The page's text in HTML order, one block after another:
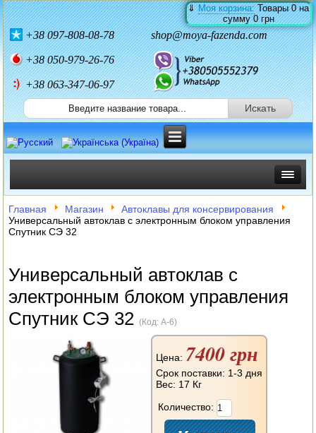
⇓Моя корзина:Товары0на
сумму0 грн
+38097-808-08-78 shop@moya-fazenda.com
+38050-979-26-76
+38 063-347-06-97
ИНКУБАТОРЫ
ЗЕРНОДРОБИЛКИ
СОЛОМОРЕЗКИ
АВТОКЛАВЫ
ДЛЯ ОГОРОДА
НАВЕСНОЕ ДЛЯ МОТОБЛОКОВ
СЕПАРАТОРЫ И МАСЛОБОЙКИ
Главная Магазин
Автоклавы для консервирования
Универсальный автоклав с электронным блоком управления
Спутник СЭ 32
Универсальный автоклав с
электронным блоком управления
Спутник СЭ 32(Код:A-6)
Цена: 7400 грн
Срок поставки: 1-3 дня
Вес: 17 Кг
Количество: